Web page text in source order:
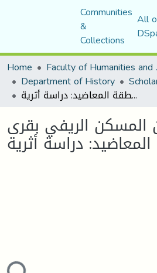
Communities
&
Collections
All
Home
Faculty
Department of History
نماذج من المسكن الريفي بقرى منطقة المعاضيد: دراسة أثرية
المسكن الريفي بقرى
دراسة أثرية